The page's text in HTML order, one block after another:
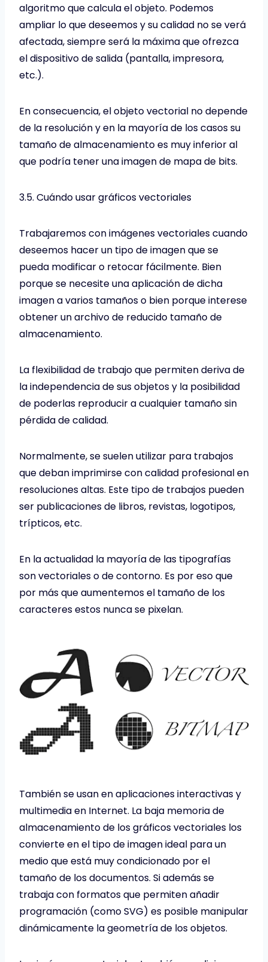
algoritmo que calcula el objeto. Podemos
ampliar lo que deseemos y su calidad no se verá
afectada, siempre será la máxima que ofrezca
el dispositivo de salida (pantalla, impresora,
etc.).
En consecuencia, el objeto vectorial no depende
de la resolución y en la mayoría de los casos su
tamaño de almacenamiento es muy inferior al
que podría tener una imagen de mapa de bits.
3.5. Cuándo usar gráficos vectoriales
Trabajaremos con imágenes vectoriales cuando
deseemos hacer un tipo de imagen que se
pueda modificar o retocar fácilmente. Bien
porque se necesite una aplicación de dicha
imagen a varios tamaños o bien porque interese
obtener un archivo de reducido tamaño de
almacenamiento.
La flexibilidad de trabajo que permiten deriva de
la independencia de sus objetos y la posibilidad
de poderlas reproducir a cualquier tamaño sin
pérdida de calidad.
Normalmente, se suelen utilizar para trabajos
que deban imprimirse con calidad profesional en
resoluciones altas. Este tipo de trabajos pueden
ser publicaciones de libros, revistas, logotipos,
trípticos, etc.
En la actualidad la mayoría de las tipografías
son vectoriales o de contorno. Es por eso que
por más que aumentemos el tamaño de los
caracteres estos nunca se pixelan.
También se usan en aplicaciones interactivas y
multimedia en Internet. La baja memoria de
almacenamiento de los gráficos vectoriales los
convierte en el tipo de imagen ideal para un
medio que está muy condicionado por el
tamaño de los documentos. Si además se
trabaja con formatos que permiten añadir
programación (como SVG) es posible manipular
dinámicamente la geometría de los objetos.